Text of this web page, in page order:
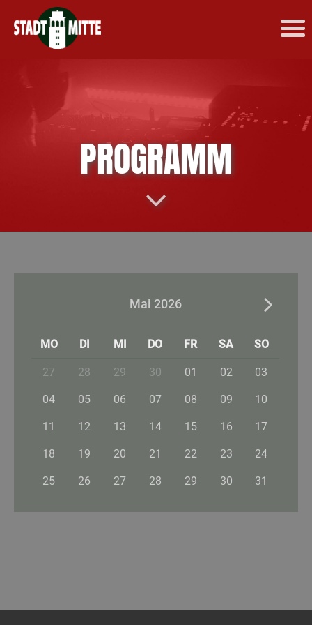
PROGRAMM
Mai 2026
MO DI MI DO FR SA SO
27 28 29 30 01 02 03
04 05 06 07 08 09 10
11 12 13 14 15 16 17
18 19 20 21 22 23 24
25 26 27 28 29 30 31